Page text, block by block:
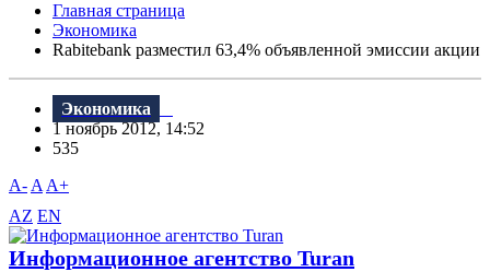
Главная страница
Экономика
Rabitebank разместил 63,4% объявленной эмиссии акции
Экономика
1 ноябрь 2012, 14:52
535
A- A A+
AZ EN
Информационное агентство Turan